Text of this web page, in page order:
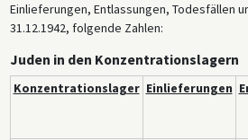
Einlieferungen, Entlassungen, Todesfällen
31.12.1942, folgende Zahlen:
Juden in den Konzentrationslagern
Konzentrationslager Einlieferungen